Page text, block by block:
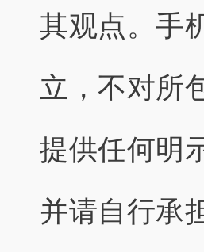
其观点。手
立，不对所
提供任何明
并请自行承